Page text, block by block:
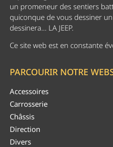
un promeneur des sentiers
quiconque de vous dessiner
dessinera… LA JEEP.
Ce site web est en constante
PARCOURIR NOTRE
Accessoires
Carrosserie
Châssis
Direction
Divers